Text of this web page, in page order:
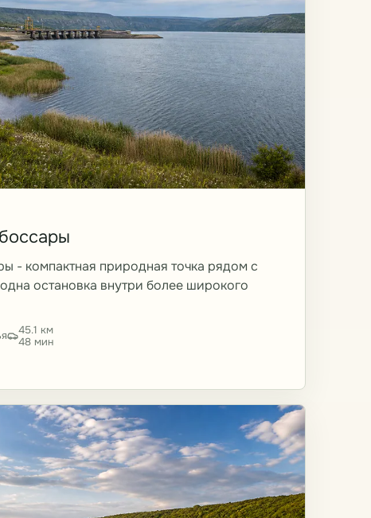
- компактная природная точка рядом с
остановка внутри более широкого
45.1 км
48 мин